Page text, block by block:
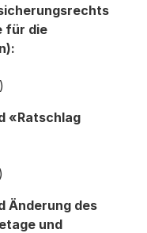
für die
«Ratschlag
Änderung des
und